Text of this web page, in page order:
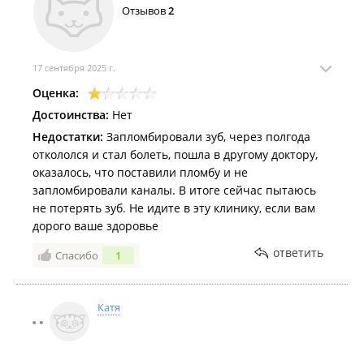
Узнать подробную информацию о врачах клиники и
записаться на приём можно на портале
Владивостока
Отзывов2
17 сентября 2025 г.
Оценка:
Достоинства: Нет
Недостатки: Запломбировали зуб, через полгода
откололся и стал болеть, пошла в другому доктору,
оказалось, что поставили пломбу и не
запломбировали каналы. В итоге сейчас пытаюсь
не потерять зуб. Не идите в эту клинику, если вам
дорого ваше здоровье
Спасибо 1 ответить
Катя